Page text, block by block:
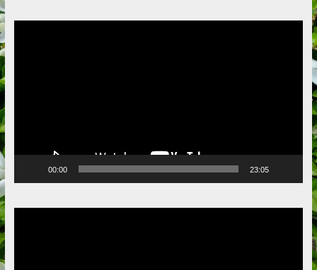
00:00 23:05